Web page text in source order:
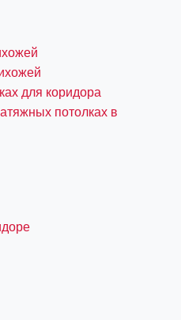
для коридора
потолках в